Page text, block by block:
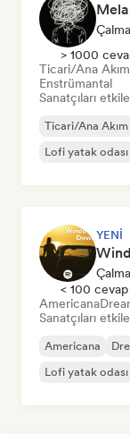
> 1000
Ticari/Ana Akım
Enstrümantal
Sanatçıları
Ticari/Ana Akım
Lofi yatak odası
YENI
< 100
Americana
Sanatçıları
Americana
Lofi yatak odası